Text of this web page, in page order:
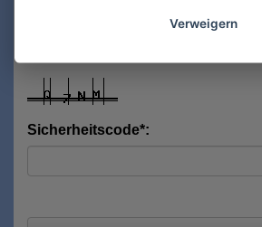
Sicherheitscode*:
Verweigern